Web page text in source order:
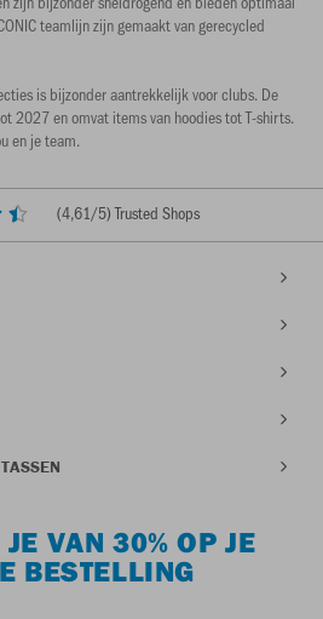
teamlijn zijn gemaakt van gerecycled
is bijzonder aantrekkelijk voor clubs. De
2027 en omvat items van hoodies tot T-shirts.
en je team.
(4,61/5) Trusted Shops
VAN 30% OP JE
BESTELLING